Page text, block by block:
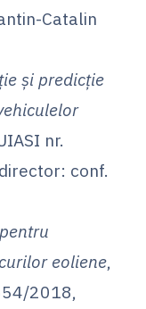
Catalin
și predicție
nr.
conf.
eoliene,
2018,